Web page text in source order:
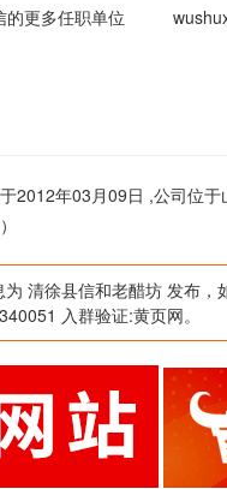
的更多任职单位
2012年03月09日 ,公司位
为 清徐县信和老醋坊 发布
入群验证:黄页网。